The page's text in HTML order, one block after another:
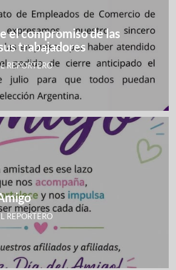
el compromiso de las
trabajadores
REPORTERO
REPORTERO